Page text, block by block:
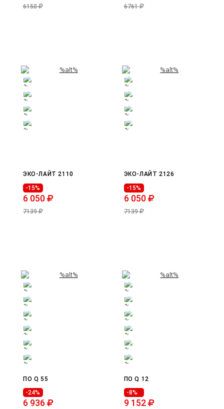
6150 6761
ЭКО-ЛАЙТ 2110
-15%
6 050
7139
ЭКО-ЛАЙТ 2126
-15%
6 050
7139
ПО Q 55
-24%
6 936
ПО Q 12
-8%
9 152